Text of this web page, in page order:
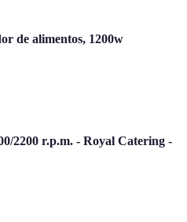
de alimentos, 1200w
2200 r.p.m. - Royal Catering -